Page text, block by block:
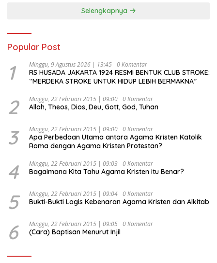
Selengkapnya
Popular Post
1 Minggu, 9 Agustus 2026 | 13:45 0 Komentar
RS HUSADA JAKARTA 1924 RESMI BENTUK CLUB STROKE:
“MERDEKA STROKE UNTUK HIDUP LEBIH BERMAKNA”
2 Minggu, 22 Februari 2015 | 09:00 0 Komentar
Allah, Theos, Dios, Deu, Gott, God, Tuhan
3 Minggu, 22 Februari 2015 | 09:00 0 Komentar
Apa Perbedaan Utama antara Agama Kristen Katolik
Roma dengan Agama Kristen Protestan?
4 Minggu, 22 Februari 2015 | 09:03 0 Komentar
Bagaimana Kita Tahu Agama Kristen itu Benar?
5 Minggu, 22 Februari 2015 | 09:04 0 Komentar
Bukti-Bukti Logis Kebenaran Agama Kristen dan Alkitab
6 Minggu, 22 Februari 2015 | 09:05 0 Komentar
(Cara) Baptisan Menurut Injil